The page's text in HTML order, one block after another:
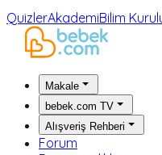
QuizlerAkademiBilim
Makale
bebek.com TV
Alışveriş Rehberi
Forum